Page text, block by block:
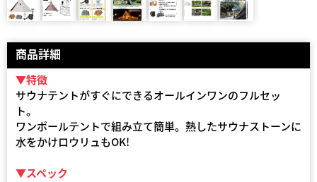
商品詳細
▼特徴
サウナテントがすぐにできるオールインワンのフルセッ
ト。
ワンポールテントで組み立て簡単。熱したサウナストーンに
水をかけロウリュもOK!
▼スペック